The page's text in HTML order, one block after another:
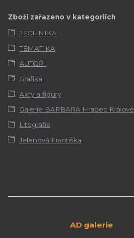
Zboží zařazeno v kategoriích
TECHNIKA
TÉMATIKA
AUTOŘI
Grafika
Akty a figury
Galerie BARBARA Hradec Králové
Litografie
Jelenová Františka
AD galerie